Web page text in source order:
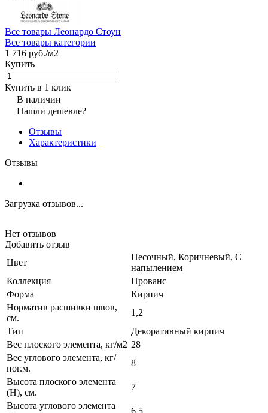
Все товары Леонардо Стоун
Все товары категории
1 716 руб./м2
Купить
Купить в 1 клик
В наличии
Нашли дешевле?
Отзывы
Характеристики
Отзывы
Загрузка отзывов...
Нет отзывов
Добавить отзыв
Цвет
Песочный, Коричневый, С
напылением
Коллекция
Прованс
Форма
Кирпич
Норматив расшивки швов,
см.
1,2
Тип
Декоративный кирпич
Вес плоского элемента, кг/м2 28
Вес углового элемента, кг/
пог.м.
8
Высота плоского элемента
(H), см.
7
Высота углового элемента
6.5